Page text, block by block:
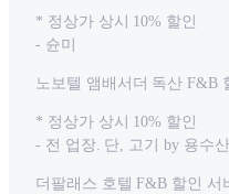
* 정상가 상시 10% 할인
- 슌미
노보텔 앰배서더 독산 F&B
* 정상가 상시 10% 할인
- 전 업장. 단, 고기 by 용수
더팔래스 호텔 F&B 할인 서